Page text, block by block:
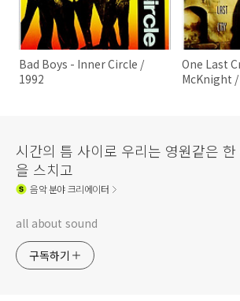
Bad Boys - Inner Circle /
1992
One Last
McKnight /
시간의 틈 사이로 우리는 영원같은
을 스치고
음악분야 크리에이터
all about sound
구독하기